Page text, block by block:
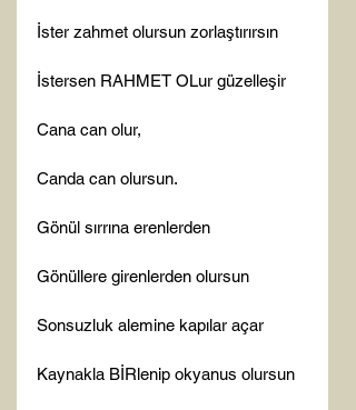
İster zahmet olursun zorlaştırırsın
İstersen RAHMET OLur güzelleşir
Cana can olur,
Canda can olursun.
Gönül sırrına erenlerden
Gönüllere girenlerden olursun
Sonsuzluk alemine kapılar açar
Kaynakla BİRlenip okyanus olursun